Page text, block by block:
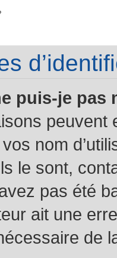
puis-je pas
peuvent
nom
le sont,
pas été
ait une
de